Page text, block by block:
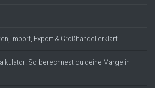
Import, Export & Großhandel erklärt
So berechnest du deine Marge in